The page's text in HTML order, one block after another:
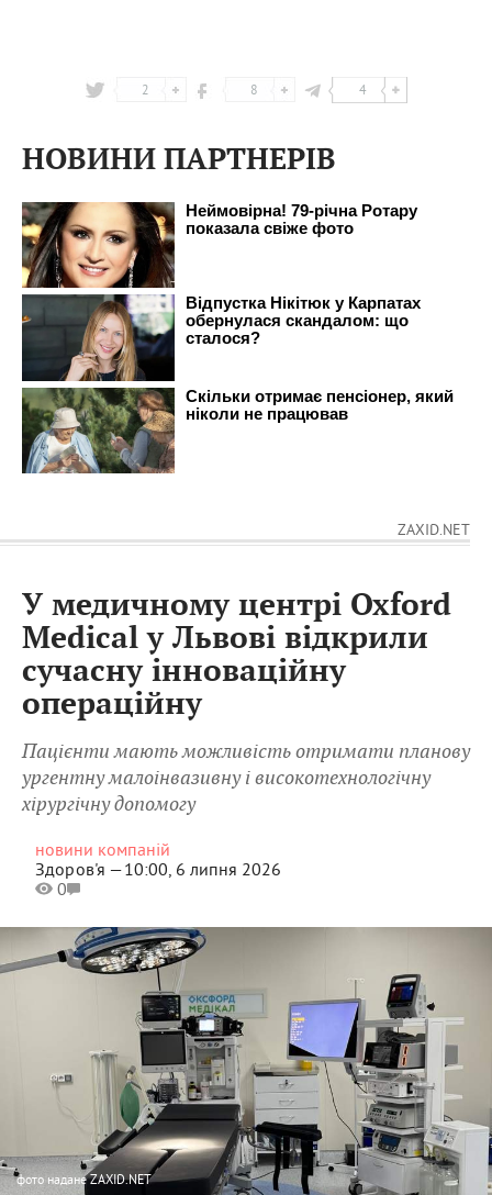
2 8 4
НОВИНИ ПАРТНЕРІВ
ZAXID.NET
У медичному центрі Oxford
Medical у Львові відкрили
сучасну інноваційну
операційну
Пацієнти мають можливість отримати планову
ургентну малоінвазивну і високотехнологічну
хірургічну допомогу
новини компаній
Здоров'я —10:00, 6 липня 2026
0
фото надане ZAXID.NET